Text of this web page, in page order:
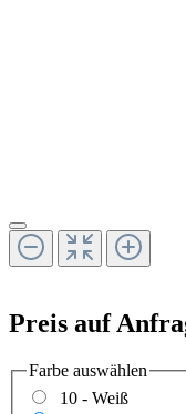
Preis auf
Farbe auswählen
10 - Weiß